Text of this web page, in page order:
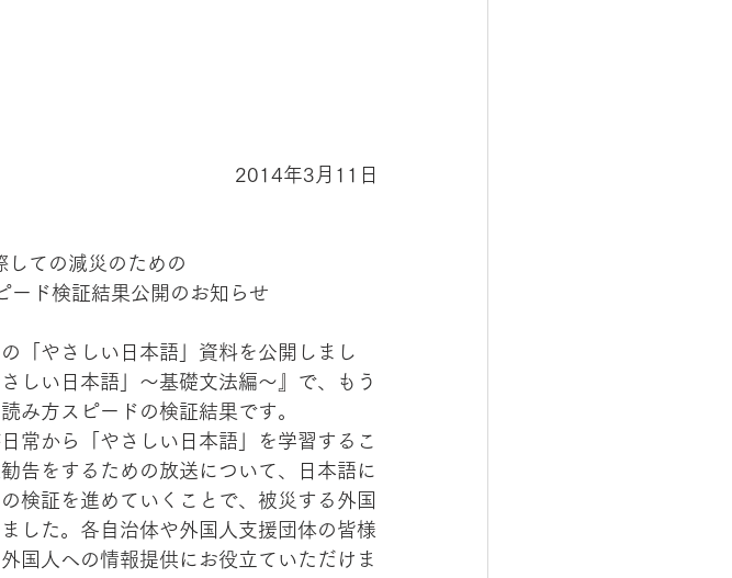
2014年3月11日
しての減災のための
ード検証結果公開のお知らせ
「やさしい日本語」資料を公開しまし
しい日本語」～基礎文法編～』で、もう
み方スピードの検証結果です。
常から「やさしい日本語」を学習するこ
告をするための放送について、日本語に
検証を進めていくことで、被災する外国
した。各自治体や外国人支援団体の皆様
国人への情報提供にお役立ていただけま